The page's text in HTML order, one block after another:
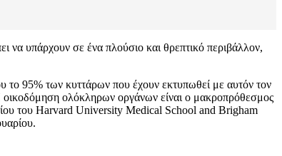
να υπάρχουν σε ένα πλούσιο και θρεπτικό περιβάλλον,
το 95% των κυττάρων που έχουν εκτυπωθεί με αυτόν τον
ολόκληρων οργάνων είναι ο μακροπρόθεσμος
του Harvard University Medical School and Brigham